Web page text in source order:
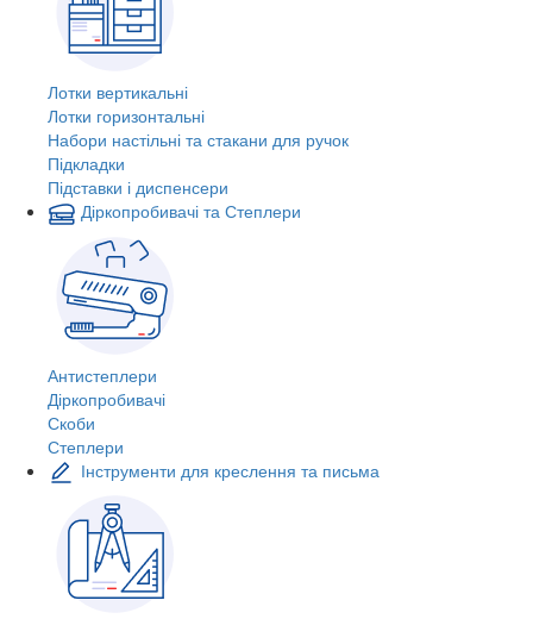
Лотки вертикальні
Лотки горизонтальні
Набори настільні та стакани для ручок
Підкладки
Підставки і диспенсери
Діркопробивачі та Степлери
Антистеплери
Діркопробивачі
Скоби
Степлери
Інструменти для креслення та письма